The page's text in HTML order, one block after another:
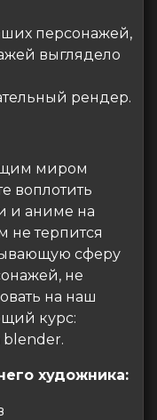
персонажей,
выглядело
рендер.
миром
воплотить
и аниме на
не терпится
сферу
не
на наш
курс:
blender.
художника: